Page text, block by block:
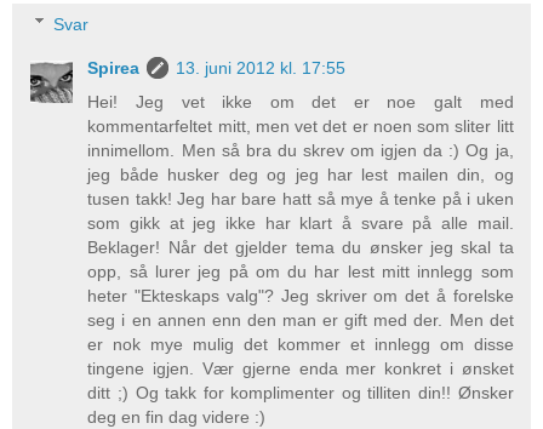
Svar
Spirea
13. juni 2012 kl. 17:55
Hei! Jeg vet ikke om det er noe galt med
kommentarfeltet mitt, men vet det er noen som sliter litt
innimellom. Men så bra du skrev om igjen da :) Og ja,
jeg både husker deg og jeg har lest mailen din, og
tusen takk! Jeg har bare hatt så mye å tenke på i uken
som gikk at jeg ikke har klart å svare på alle mail.
Beklager! Når det gjelder tema du ønsker jeg skal ta
opp, så lurer jeg på om du har lest mitt innlegg som
heter "Ekteskaps valg"? Jeg skriver om det å forelske
seg i en annen enn den man er gift med der. Men det
er nok mye mulig det kommer et innlegg om disse
tingene igjen. Vær gjerne enda mer konkret i ønsket
ditt ;) Og takk for komplimenter og tilliten din!! Ønsker
deg en fin dag videre :)